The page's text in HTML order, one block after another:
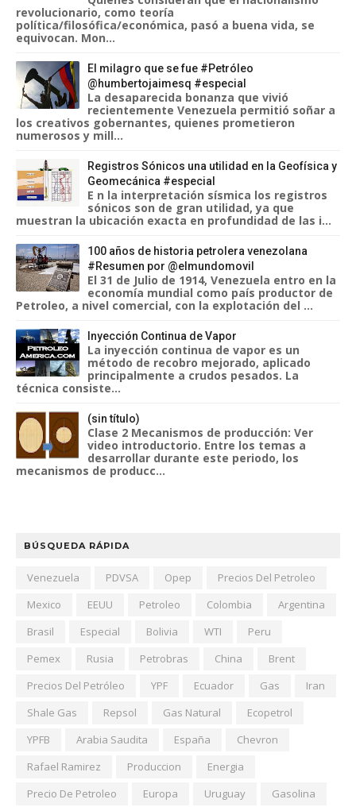
revolucionario, como teoría
política/filosófica/económica, pasó a buena vida, se
equivocan. Mon...
El milagro que se fue #Petróleo
@humbertojaimesq #especial
La desaparecida bonanza que vivió
recientemente Venezuela permitió soñar a
los creativos gobernantes, quienes prometieron
numerosos y mill...
Registros Sónicos una utilidad en la Geofísica y
Geomecánica #especial
E n la interpretación sísmica los registros
sónicos son de gran utilidad, ya que
muestran la ubicación exacta en profundidad de las i...
100 años de historia petrolera venezolana
#Resumen por @elmundomovil
El 31 de Julio de 1914, Venezuela entro en la
economía mundial como país productor de
Petroleo, a nivel comercial, con la explotación del ...
Inyección Continua de Vapor
La inyección continua de vapor es un
método de recobro mejorado, aplicado
principalmente a crudos pesados. La
técnica consiste...
(sin título)
Clase 2 Mecanismos de producción: Ver
video introductorio. Entre los temas a
desarrollar durante este periodo, los
mecanismos de producc...
BÚSQUEDA RÁPIDA
Venezuela PDVSA Opep
Precios Del Petroleo
Mexico
EEUU Petroleo Colombia
Argentina
Brasil
Especial Bolivia WTI
Peru
Pemex
Rusia Petrobras China
Brent
Precios Del Petróleo
YPF Ecuador Gas
Iran
Shale Gas
Repsol Gas Natural
Ecopetrol
YPFB
Arabia Saudita España
Chevron
Rafael Ramirez
Produccion
Energia
Precio De Petroleo
Europa Uruguay
Gasolina